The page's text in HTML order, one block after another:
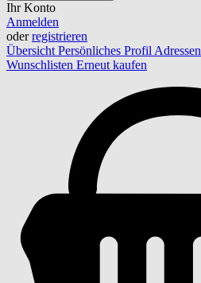
Ihr Konto
Anmelden
oderregistrieren
Übersicht Persönliches Profil Adressen
Wunschlisten Erneut kaufen